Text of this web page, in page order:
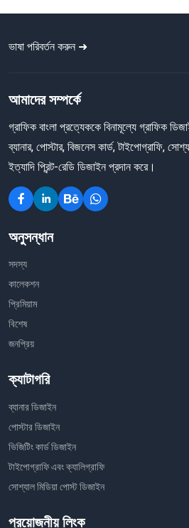
ভাষা পরিবর্তন করুন ➜
আমাদের সম্পর্কে
গ্রাফিক বাংলা প্রত্যেককে বিনামূল্যে গ্রাফিক
ব্যানার, পোস্টার, বিজনেস কার্ড, টাইপোগ্রাফি,
ইত্যাদি প্রিন্ট-রেডি ডিজাইন প্রদান করে।
অনুসন্ধান
সদস্য
কালেকশন
প্রিমিয়াম
বিশেষ
জনপ্রিয়
ক্যাটাগরি
ব্যানার ডিজাইন
পোস্টার ডিজাইন
ভিজিটিং কার্ড ডিজাইন
টাইপোগ্রাফি এবং ক্যালিগ্রাফি
সোশ্যাল মিডিয়া পোস্ট ডিজাইন
প্রয়োজনীয় লিংক